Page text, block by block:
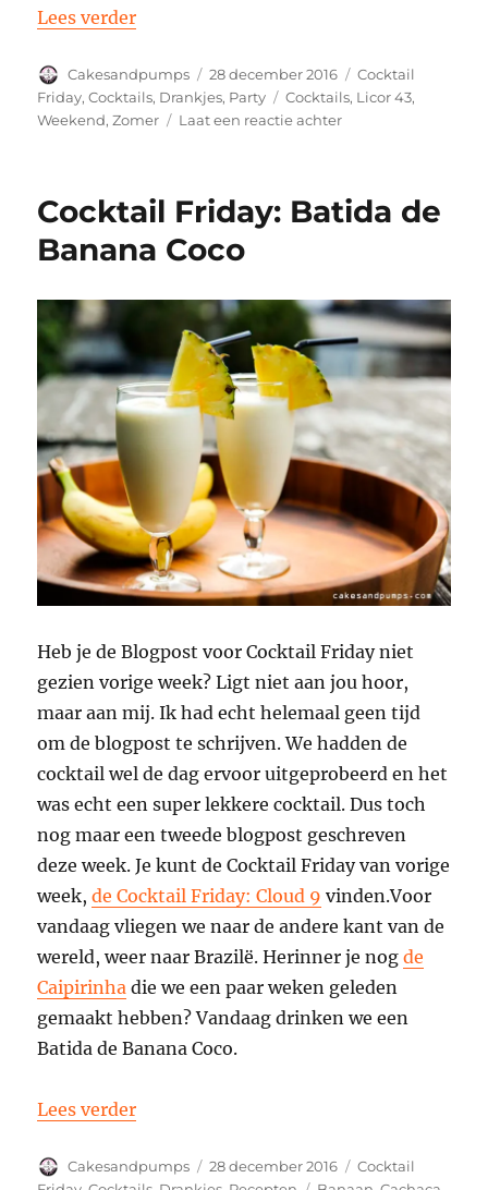
Lees verder“Cocktail Friday: Fresco 43”
Auteur
Cakesandpumps
Geplaatst
op
28 december 2016 Categorieën
Cocktail
Friday,Cocktails, Drankjes, Party Tags
Cocktails, Licor 43,
Weekend,Zomer Laat een reactie achterop
43
Cocktail Friday: Batida de
Banana Coco
Heb je de Blogpost voor Cocktail Friday niet
gezien vorige week? Ligt niet aan jou hoor,
maar aan mij. Ik had echt helemaal geen tijd
om de blogpost te schrijven. We hadden de
cocktail wel de dag ervoor uitgeprobeerd en het
was echt een super lekkere cocktail. Dus toch
nog maar een tweede blogpost geschreven
deze week. Je kunt de Cocktail Friday van vorige
week,de Cocktail Friday: Cloud 9 vinden.Voor
vandaag vliegen we naar de andere kant van de
wereld, weer naar Brazilë. Herinner je nogde
Caipirinha die we een paar weken geleden
gemaakt hebben? Vandaag drinken we een
Batida de Banana Coco.
Lees verder“Cocktail Friday: Batida de Banana
Auteur
Cakesandpumps
Geplaatst
28 december 2016 Categorieën
Cocktail